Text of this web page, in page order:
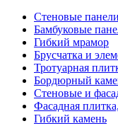
Стеновые
Бамбуковые
Гибкий мрамор
Брусчатка и
Тротуарная
Бордюрный
Стеновые и
Фасадная
Гибкий камень